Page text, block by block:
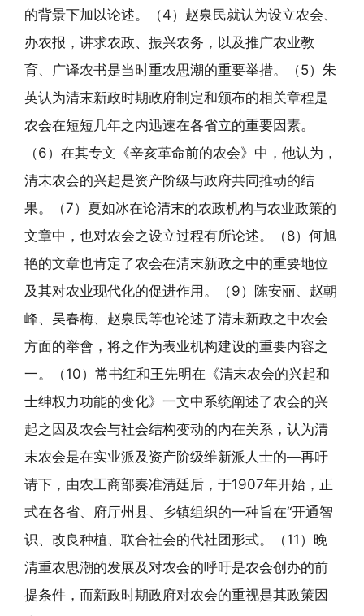
的背景下加以论述。（4）赵泉民就认为设立农会、
办农报，讲求农政、振兴农务，以及推广农业教
育、广译农书是当时重农思潮的重要举措。（5）朱
英认为清末新政时期政府制定和颁布的相关章程是
农会在短短几年之内迅速在各省立的重要因素。
（6）在其专文《辛亥革命前的农会》中，他认为，
清末农会的兴起是资产阶级与政府共同推动的结
果。（7）夏如冰在论清末的农政机构与农业政策的
文章中，也对农会之设立过程有所论述。（8）何旭
艳的文章也肯定了农会在清末新政之中的重要地位
及其对农业现代化的促进作用。（9）陈安丽、赵朝
峰、吴春梅、赵泉民等也论述了清末新政之中农会
方面的举會，将之作为表业机构建设的重要内容之
一。（10）常书红和王先明在《清末农会的兴起和
士绅权力功能的变化》一文中系统阐述了农会的兴
起之因及农会与社会结构变动的内在关系，认为清
末农会是在实业派及资产阶级维新派人士的—再吁
请下，由农工商部奏准清廷后，于1907年开始，正
式在各省、府厅州县、乡镇组织的一种旨在“开通智
识、改良种植、联合社会的代社团形式。（11）晚
清重农思潮的发展及对农会的呼吁是农会创办的前
提条件，而新政时期政府对农会的重视是其政策因